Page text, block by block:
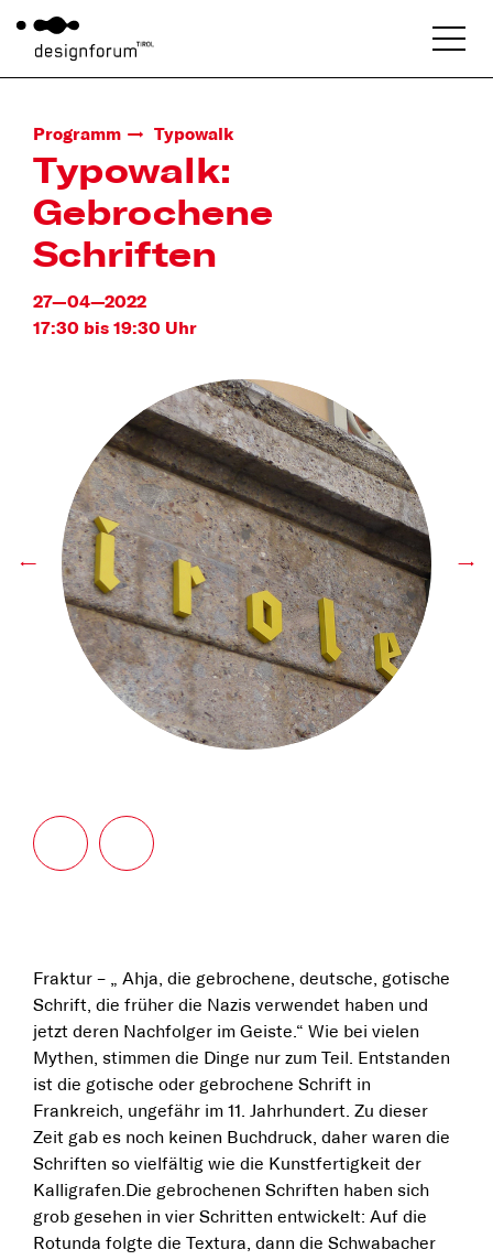
Programm Typowalk
Typowalk:
Gebrochene
Schriften
27—04—2022
17:30 bis 19:30 Uhr
← →
Fraktur – „ Ahja, die gebrochene, deutsche, gotische
Schrift, die früher die Nazis verwendet haben und
jetzt deren Nachfolger im Geiste.“ Wie bei vielen
Mythen, stimmen die Dinge nur zum Teil. Entstanden
ist die gotische oder gebrochene Schrift in
Frankreich, ungefähr im 11. Jahrhundert. Zu dieser
Zeit gab es noch keinen Buchdruck, daher waren die
Schriften so vielfältig wie die Kunstfertigkeit der
Kalligrafen.Die gebrochenen Schriften haben sich
grob gesehen in vier Schritten entwickelt: Auf die
Rotunda folgte die Textura, dann die Schwabacher